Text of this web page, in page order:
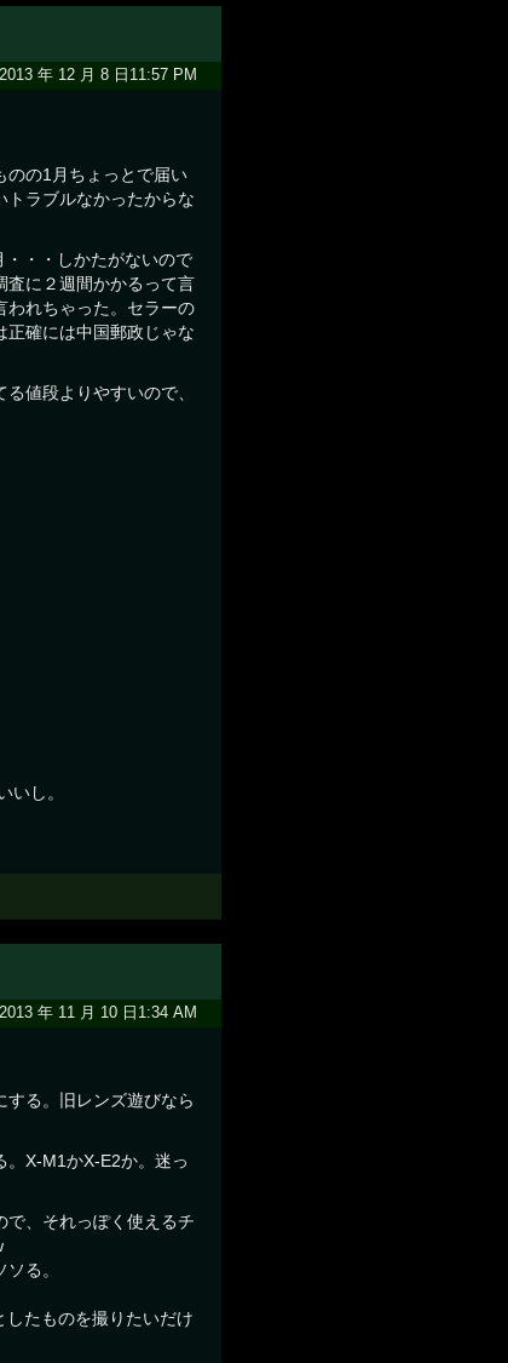
年 12 月 8 日11:57 PM
のの1月ちょっとで届い
トラブルなかったからな
・・しかたがないので
査に２週間かかるって言
われちゃった。セラーの
正確には中国郵政じゃな
値段よりやすいので、
いし。
年 11 月 10 日1:34 AM
る。旧レンズ遊びなら
。X-M1かX-E2か。迷っ
で、それっぽく使えるチ
る。
したものを撮りたいだけ